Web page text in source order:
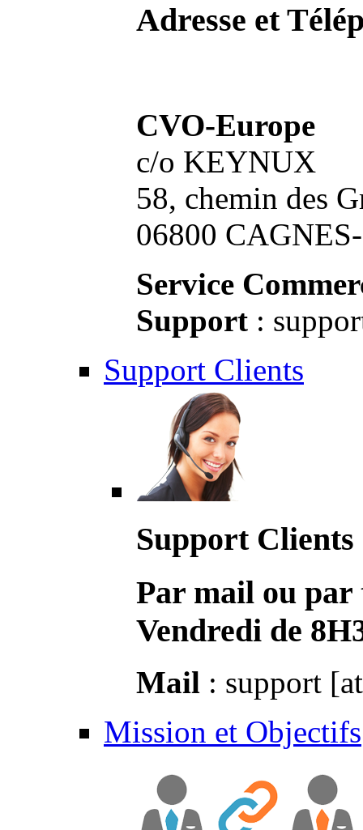
Adresse et
CVO-Europe
c/o KEYNUX
58, chemin des
06800
Service
Support :
Support Clients
Support Clients
Par mail ou par
Vendredi de
Mail : support
Mission et Objectifs